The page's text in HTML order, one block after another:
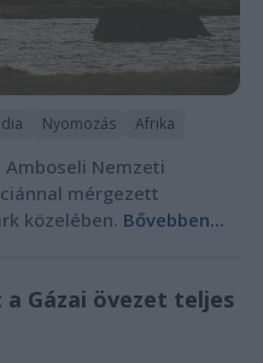
Nyomozás Afrika
Nemzeti
mérgezett
közelében. Bővebben...
Gázai övezet teljes